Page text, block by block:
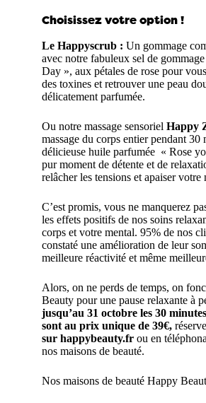
Choisissez votre option !
Le Happyscrub : Un gommage
avec notre fabuleux sel de
Day », aux pétales de rose pour
des toxines et retrouver une peau
délicatement parfumée.
Ou notre massage sensoriel Happy
massage du corps entier pendant 30
délicieuse huile parfumée « Rose
pur moment de détente et de
relâcher les tensions et apaiser votre
C’est promis, vous ne manquerez
les effets positifs de nos soins
corps et votre mental. 95% de nos
constaté une amélioration de leur
meilleure réactivité et même
Alors, on ne perds de temps, on
Beauty pour une pause relaxante à
jusqu’au 31 octobre les 30
sont au prix unique de 39€,
sur happybeauty.frou en
nos maisons de beauté.
Nos maisons de beauté Happy